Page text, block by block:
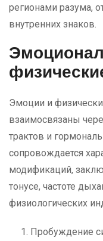
регионами разума,
внутренних знаков.
Эмоции и
взаимосвязаны
трактов и
сопровождается
модификаций,
тонусе, частоте
физиологических
Пробуждение